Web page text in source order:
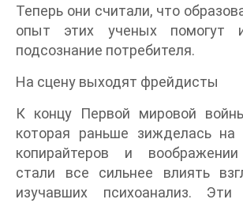
Теперь они считали, что
опыт этих ученых помогут
подсознание потребителя.
На сцену выходят фрейдисты
К концу Первой мировой
которая раньше зижделась на
копирайтеров и
стали все сильнее влиять
изучавших психоанализ.